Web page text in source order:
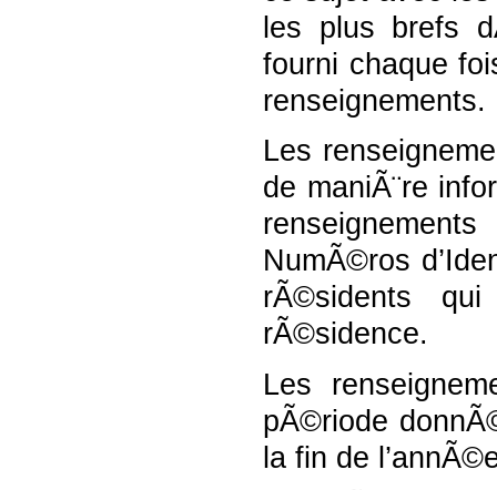
les plus brefs
fourni chaque
renseignements.
Les
de maniÃ¨re
NumÃ©ros
rÃ©sidents
rÃ©sidence.
Les
pÃ©riode
la fin de